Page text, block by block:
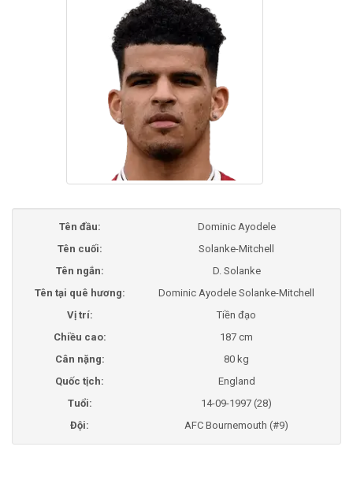
Tên đầu:
Dominic Ayodele
Tên cuối:
Solanke-Mitchell
Tên ngắn:
D. Solanke
Tên tại quê hương:
Dominic Ayodele Solanke-Mitchell
Vị trí:
Tiền đạo
Chiều cao:
187 cm
Cân nặng:
80 kg
Quốc tịch:
England
Tuổi:
14-09-1997 (28)
Đội:
AFC Bournemouth (#9)